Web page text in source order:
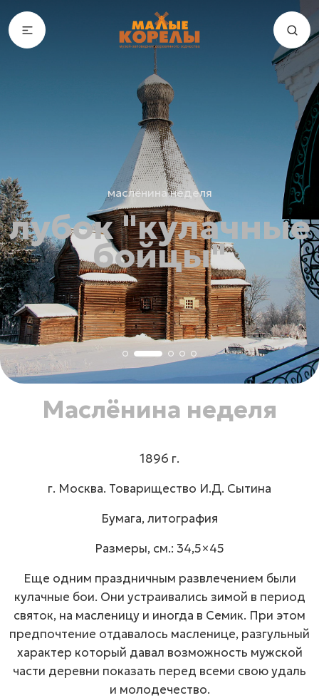
маслёнина неделя
лубок "кулачные
бойцы"
Маслёнина неделя
1896 г.
г. Москва. Товарищество И.Д. Сытина
Бумага, литография
Размеры, см.: 34,5×45
Еще одним праздничным развлечением были
кулачные бои. Они устраивались зимой в период
святок, на масленицу и иногда в Семик. При этом
предпочтение отдавалось масленице, разгульный
характер который давал возможность мужской
части деревни показать перед всеми свою удаль
и молодечество.